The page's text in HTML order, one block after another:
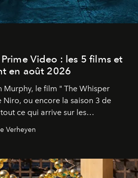
Video : les 5 films et
en août 2026
Murphy, le film " The Whisper
Niro, ou encore la saison 3 de
ce qui arrive sur les
en août 2026.
Verheyen